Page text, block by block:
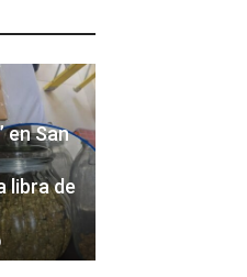
en San
libra de